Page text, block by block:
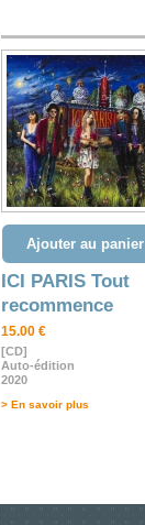
Ajouter au panier
ICI PARIS Tout
recommence
15.00 €
[CD]
Auto-édition
2020
> En savoir plus